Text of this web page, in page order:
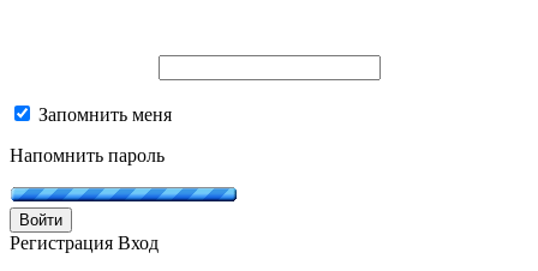
Запомнить меня
Напомнить пароль
Войти
Регистрация Вход